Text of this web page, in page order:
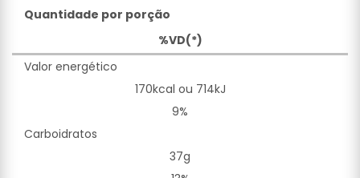
Quantidade por porção
%VD(*)
Valor energético
170kcal ou 714kJ
9%
Carboidratos
37g